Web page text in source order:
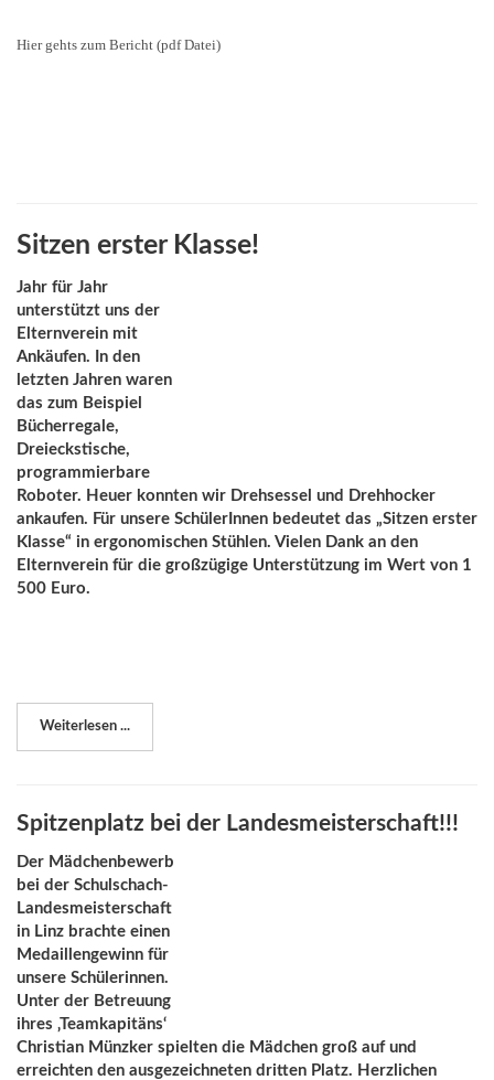
Hier gehts zum Bericht (pdf Datei)
Sitzen erster Klasse!
Jahr für Jahr
unterstützt uns der
Elternverein mit
Ankäufen. In den
letzten Jahren waren
das zum Beispiel
Bücherregale,
Dreieckstische,
programmierbare
Roboter. Heuer konnten wir Drehsessel und Drehhocker
ankaufen. Für unsere SchülerInnen bedeutet das „Sitzen erster
Klasse“ in ergonomischen Stühlen. Vielen Dank an den
Elternverein für die großzügige Unterstützung im Wert von 1
500 Euro.
Weiterlesen ...
Spitzenplatz bei der Landesmeisterschaft!!!
Der Mädchenbewerb
bei der Schulschach-
Landesmeisterschaft
in Linz brachte einen
Medaillengewinn für
unsere Schülerinnen.
Unter der Betreuung
ihres ‚Teamkapitäns‘
Christian Münzker spielten die Mädchen groß auf und
erreichten den ausgezeichneten dritten Platz. Herzlichen